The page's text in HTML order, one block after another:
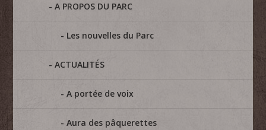
A PROPOS DU PARC
Les nouvelles du Parc
ACTUALITÉS
A portée de voix
Aura des pâquerettes